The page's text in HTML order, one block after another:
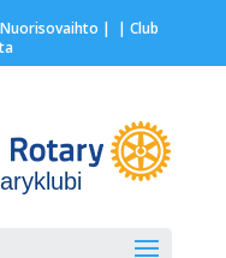
Nuorisovaihto | | Club